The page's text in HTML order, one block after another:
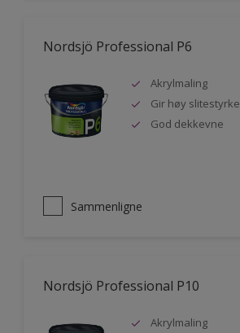
Nordsjö Professional P6
Akrylmaling
Gir høy slitestyrke
God dekkevne
Sammenligne
Nordsjö Professional P10
Akrylmaling